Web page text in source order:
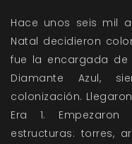
Hace unos seis mil
Natal decidieron
fue la encargada
Diamante Azul,
colonización.
Era 1. Empezaron
estructuras: torres,